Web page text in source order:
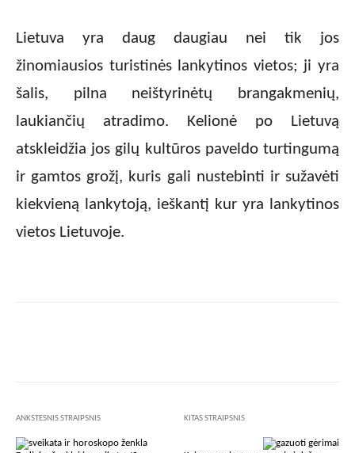
Lietuva yra daug daugiau nei tik jos
žinomiausios turistinės lankytinos vietos; ji yra
šalis, pilna neištyrinėtų brangakmenių,
laukiančių atradimo. Kelionė po Lietuvą
atskleidžia jos gilų kultūros paveldo turtingumą
ir gamtos grožį, kuris gali nustebinti ir sužavėti
kiekvieną lankytoją, ieškantį kur yra lankytinos
vietos Lietuvoje.
ANKSTESNIS STRAIPSNIS KITAS STRAIPSNIS